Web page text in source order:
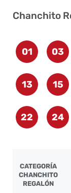
Chanchito
01 03
13 15
22 24
CATEGORÍA
CHANCHITO
REGALÓN